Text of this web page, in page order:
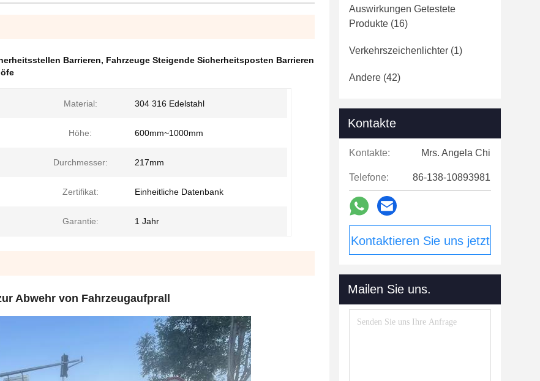
Barrieren, Fahrzeuge Steigende Sicherheitsposten Barrieren
Material: 304 316 Edelstahl
Höhe: 600mm~1000mm
Durchmesser: 217mm
Zertifikat: Einheitliche Datenbank
Garantie: 1 Jahr
Abwehr von Fahrzeugaufprall
Auswirkungen Getestete
Produkte (16)
Verkehrszeichenlichter (1)
Andere (42)
Kontakte
Kontakte: Mrs. Angela Chi
Telefone: 86-138-10893981
Kontaktieren Sie uns jetzt
Mailen Sie uns.